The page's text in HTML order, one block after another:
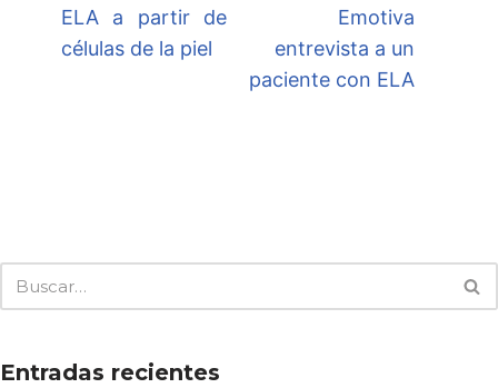
ELA a partir de
células de la piel
Emotiva
entrevista a un
paciente con ELA
Entradas recientes